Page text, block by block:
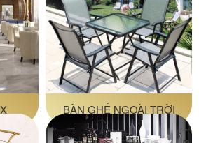
BÀN GHẾ NGOÀI TRỜI